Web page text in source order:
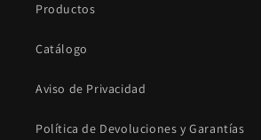
Productos
Catálogo
Aviso de Privacidad
Política de Devoluciones y Garantías